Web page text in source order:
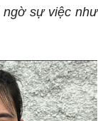
ngờ sự việc như